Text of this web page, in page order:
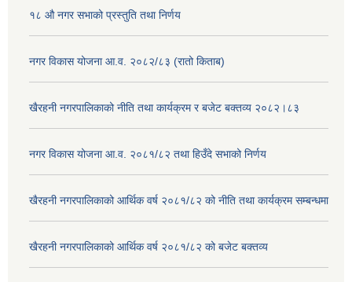
१८ औ नगर सभाको प्रस्तुति तथा निर्णय
नगर विकास योजना आ.व. २०८२/८३ (रातो किताब)
खैरहनी नगरपालिकाको नीति तथा कार्यक्रम र बजेट बक्तव्य २०८२।८३
नगर विकास योजना आ.व. २०८१/८२ तथा हिउँदे सभाको निर्णय
खैरहनी नगरपालिकाको आर्थिक वर्ष २०८१/८२ को नीति तथा कार्यक्रम सम्बन्धमा
खैरहनी नगरपालिकाको आर्थिक वर्ष २०८१/८२ को बजेट बक्तव्य